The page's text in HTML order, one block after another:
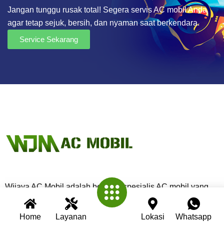
Home Layanan Lokasi Whatsapp
Jangan tunggu rusak total! Segera servis AC mobil Anda
agar tetap sejuk, bersih, dan nyaman saat berkendara.
Service Sekarang
Wijaya AC Mobil adalah bengkel spesialis AC mobil yang
telah berpengalaman lebih dari 30 tahun. Kami berkomitmen
memberikan layanan terbaik dengan teknisi profesional,